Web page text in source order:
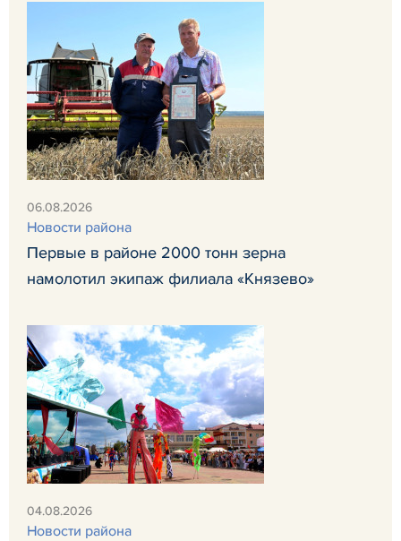
06.08.2026
Новости района
Первые в районе 2000 тонн зерна
намолотил экипаж филиала «Князево»
04.08.2026
Новости района